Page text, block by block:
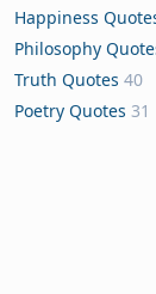
Happiness
Philosophy
Truth Quotes 40
Poetry Quotes 31